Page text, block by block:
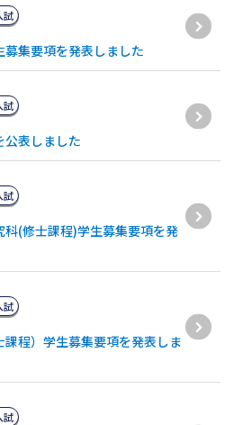
集要項を発表しました
試
公表しました
試
(修士課程)学生募集要項を発
試
程）学生募集要項を発表しま
試
試